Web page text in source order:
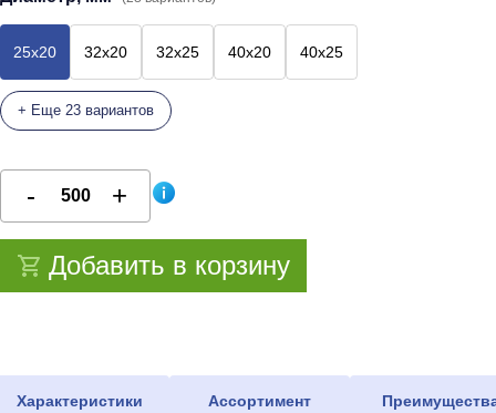
25x20 32x20 32x25 40x20 40x25
+ Еще 23 вариантов
Добавить в корзину
Характеристики Ассортимент